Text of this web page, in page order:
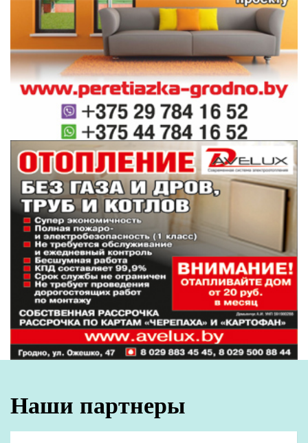
и скончавшемся в указанном учреждении 12
ноября 2020 года, а также к передаче через
мессенджер Telegram фотокопий
медицинской документации Бондаренко".
При этом, как сообщали в Генпрокуратуре,
Борисевич, получив изначально отказ от
других медработников сообщить
интересующие ее сведения, сознавала, что
запрашиваемая информация в соответствии
со ст.46 закона "О здравоохранении"
составляла врачебную тайну, а она не была
лицом, имеющим право на ее получение и
распространение.
Сорокин, поддавшись уговорам, умышленно
незаконно разгласил сведения о факте
поступления Бондаренко в стационар и
состоянии его здоровья, наличии
заболевания, диагнозе, результатах
медицинского освидетельствования и иные
данные, в том числе личного характера.
Сорокина информацию и электронные
фотографии документов для подготовки
материала, который под заголовком "Врач